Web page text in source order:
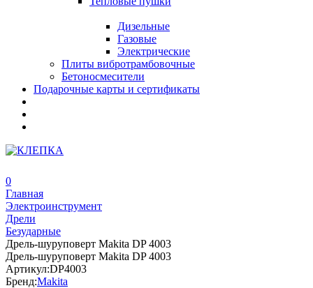
Дизельные
Газовые
Электрические
Плиты вибротрамбовочные
Бетоносмесители
Подарочные карты и сертификаты
0
Главная
Электроинструмент
Дрели
Безударные
Дрель-шуруповерт Makita DP 4003
Дрель-шуруповерт Makita DP 4003
Артикул:DP4003
Бренд:Makita